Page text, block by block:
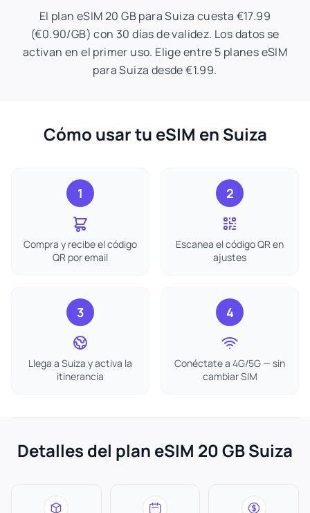
El plan eSIM 20 GB para Suiza cuesta €17.99
(€0.90/GB) con 30 días de validez. Los datos se
activan en el primer uso. Elige entre 5 planes eSIM
para Suiza desde €1.99.
Cómo usar tu eSIM en Suiza
1
Compra y recibe el código
QR por email
2
Escanea el código QR en
ajustes
3
Llega a Suiza y activa la
itinerancia
4
Conéctate a 4G/5G — sin
cambiar SIM
Detalles del plan eSIM 20 GB Suiza